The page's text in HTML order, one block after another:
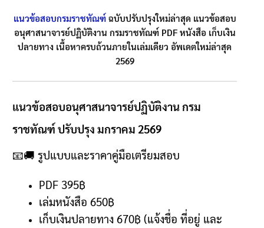
แนวข้อสอบกรมราชทัณฑ์ฉบับปรับปรุงใหม่ล่าสุด แนวข้อสอบ
อนุศาสนาจารย์ปฏิบัติงาน กรมราชทัณฑ์ PDF หนังสือ เก็บเงิน
ปลายทาง เนื้อหาครบถ้วนภายในเล่มเดียว อัพเดตใหม่ล่าสุด
2569
แนวข้อสอบอนุศาสนาจารย์ปฏิบัติงาน กรม
ราชทัณฑ์ ปรับปรุง มกราคม 2569
📧🚚รูปแบบและราคาคู่มือเตรียมสอบ
PDF 395฿
เล่มหนังสือ 650฿
เก็บเงินปลายทาง 670฿ (แจ้งชื่อ ที่อยู่ และ